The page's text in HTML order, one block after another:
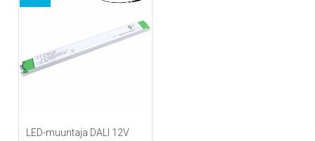
LED-muuntaja DALI 12V